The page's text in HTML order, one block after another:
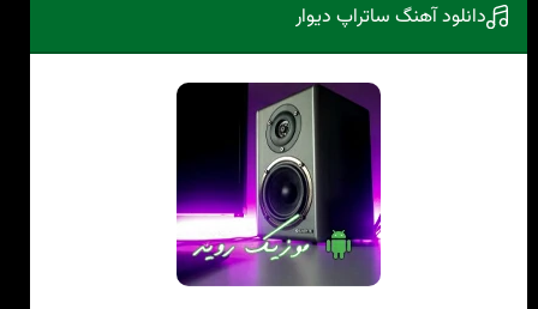
دانلود آهنگ ساتراپ دیوار